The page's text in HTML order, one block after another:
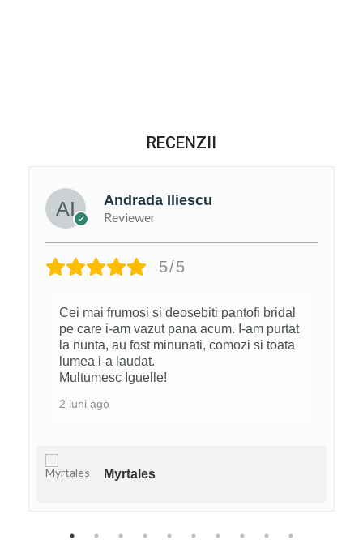
RECENZII
Andrada Iliescu
Reviewer
5/5
Cei mai frumosi si deosebiti pantofi bridal
pe care i-am vazut pana acum. I-am purtat
la nunta, au fost minunati, comozi si toata
lumea i-a laudat.
Multumesc Iguelle!
2 luni ago
Myrtales